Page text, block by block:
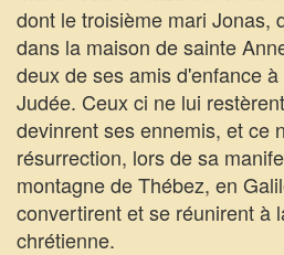
dont le troisième mari Jonas,
dans la maison de sainte
deux de ses amis d'enfance
Judée. Ceux ci ne lui
devinrent ses ennemis, et ce
résurrection, lors de sa
montagne de Thébez, en
convertirent et se réunirent à
chrétienne.